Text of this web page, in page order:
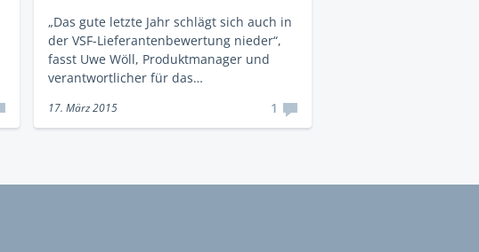
„Das gute letzte Jahr schlägt sich auch in
der VSF-Lieferantenbewertung nieder“,
fasst Uwe Wöll, Produktmanager und
verantwortlicher für das…
17. März 2015 1